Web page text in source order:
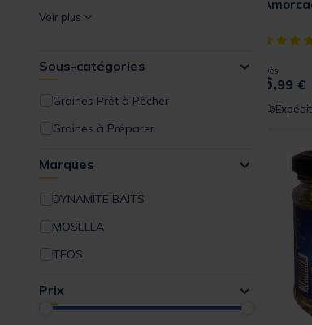
Appâts artificiels
Voir plus
Sous-catégories
Graines Prêt à Pêcher
Graines à Préparer
Marques
DYNAMITE BAITS
MOSELLA
TEOS
Prix
[object
Dès
6,99 €